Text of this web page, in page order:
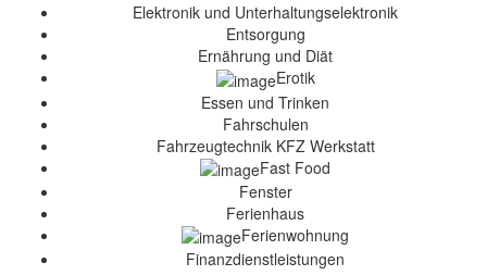
Elektronik und Unterhaltungselektronik
Entsorgung
Ernährung und Diät
Erotik
Essen und Trinken
Fahrschulen
Fahrzeugtechnik KFZ Werkstatt
Fast Food
Fenster
Ferienhaus
Ferienwohnung
Finanzdienstleistungen